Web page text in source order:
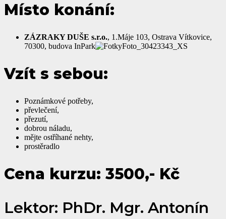
Místo konání:
ZÁZRAKY DUŠE s.r.o., 1.Máje 103, Ostrava Vítkovice,
70300, budova InPark
Vzít s sebou:
Poznámkové potřeby,
převlečení,
přezutí,
dobrou náladu,
mějte ostříhané nehty,
prostěradlo
Cena kurzu: 3500,- Kč
Lektor: PhDr. Mgr. Antonín